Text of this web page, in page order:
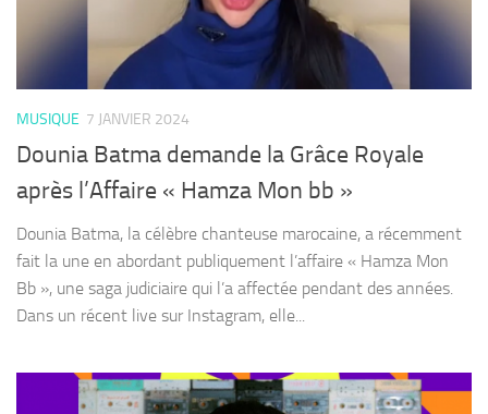
MUSIQUE 7 JANVIER 2024
Dounia Batma demande la Grâce Royale
après l’Affaire « Hamza Mon bb »
Dounia Batma, la célèbre chanteuse marocaine, a récemment
fait la une en abordant publiquement l’affaire « Hamza Mon
Bb », une saga judiciaire qui l’a affectée pendant des années.
Dans un récent live sur Instagram, elle...